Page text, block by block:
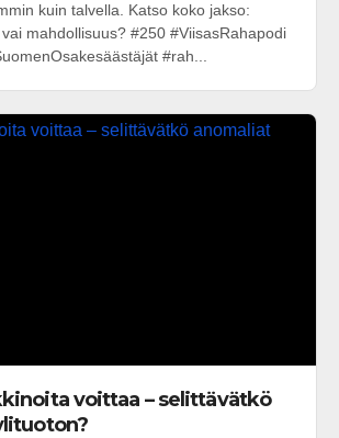
kuin talvella. Katso koko jakso:
mahdollisuus? #250 #ViisasRahapodi
#rah...
voittaa – selittävätkö